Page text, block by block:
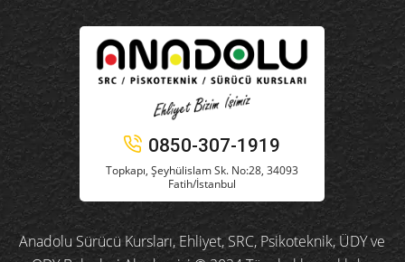
0850-307-1919
Topkapı, Şeyhülislam Sk. No:28, 34093
Fatih/İstanbul
Anadolu Sürücü Kursları, Ehliyet, SRC, Psikoteknik, ÜDY ve